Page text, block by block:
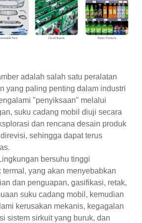
adalah salah satu peralatan
yang paling penting dalam industri
"penyiksaan" melalui
suku cadang mobil diuji secara
dan rencana desain produk
sehingga dapat terus
bersuhu tinggi
termal, yang akan menyebabkan
dan penguapan, gasifikasi, retak,
suku cadang mobil, kemudian
kerusakan mekanis, kegagalan
sistem sirkuit yang buruk, dan